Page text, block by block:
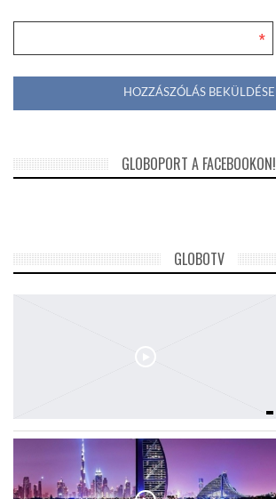
*
GLOBOPORT A FACEBOOKON!
GLOBOTV